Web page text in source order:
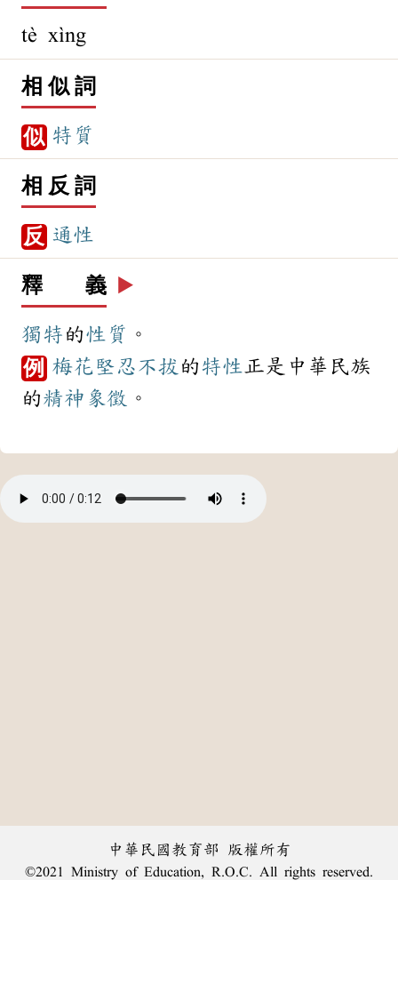
tè xìng
相 似 詞
似 特質
相 反 詞
反 通性
釋 義 ▶️
獨特 的性質 。
例 梅花 堅忍不拔 的特性正是中華民族
的精神 象徵 。
中華民國教育部 版權所有
©2021 Ministry of Education, R.O.C. All rights reserved.